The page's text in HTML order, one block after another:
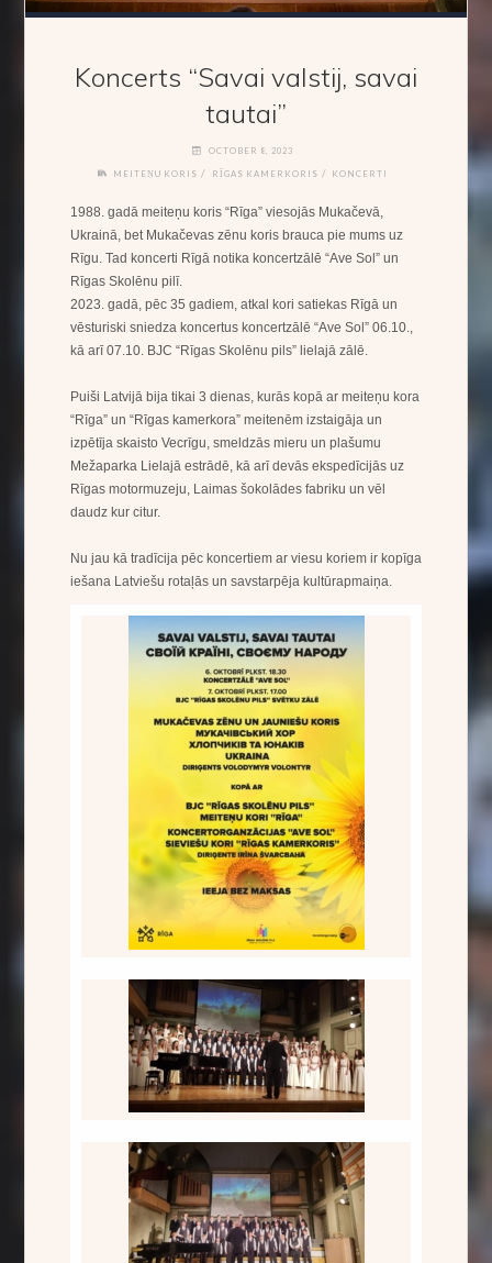
Koncerts “Savai valstij, savai
tautai”
OCTOBER 8, 2023
MEITEŅU KORIS / RĪGAS KAMERKORIS / KONCERTI
1988. gadā meiteņu koris “Rīga” viesojās Mukačevā,
Ukrainā, bet Mukačevas zēnu koris brauca pie mums uz
Rīgu. Tad koncerti Rīgā notika koncertzālē “Ave Sol” un
Rīgas Skolēnu pilī.
2023. gadā, pēc 35 gadiem, atkal kori satiekas Rīgā un
vēsturiski sniedza koncertus koncertzālē “Ave Sol” 06.10.,
kā arī 07.10. BJC “Rīgas Skolēnu pils” lielajā zālē.
Puiši Latvijā bija tikai 3 dienas, kurās kopā ar meiteņu kora
“Rīga” un “Rīgas kamerkora” meitenēm izstaigāja un
izpētīja skaisto Vecrīgu, smeldzās mieru un plašumu
Mežaparka Lielajā estrādē, kā arī devās ekspedīcijās uz
Rīgas motormuzeju, Laimas šokolādes fabriku un vēl
daudz kur citur.
Nu jau kā tradīcija pēc koncertiem ar viesu koriem ir kopīga
iešana Latviešu rotaļās un savstarpēja kultūrapmaiņa.
Koncerta afiša
Kopkoris
Kopkoris, Ščedrik